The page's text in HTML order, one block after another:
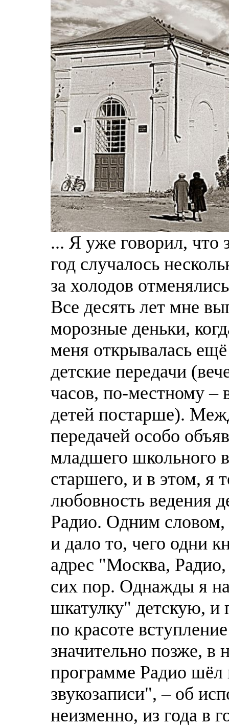
... Я уже говорил, что
год случалось
за холодов
Все десять лет мне
морозные деньки,
меня открывалась
детские передачи
часов, по-местному –
детей постарше).
передачей особо
млaдшего школьного
старшего, и в этом, я
любовность ведения
Радио. Одним словом,
и дало то, чего одни
адрес "Москва,
сих пор. Однажды я
шкатулку" детскую, и
по красоте
значительно позже, в
программе Радио шёл
звукозаписи", – об
неизменно, из года в